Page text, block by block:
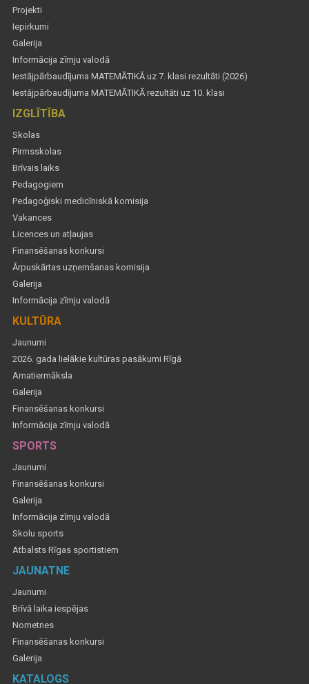
Projekti
Iepirkumi
Galerija
Informācija zīmju valodā
Iestājpārbaudījuma MATEMĀTIKĀ uz 7. klasi rezultāti (2026)
Iestājpārbaudījuma MATEMĀTIKĀ rezultāti uz 10. klasi
IZGLĪTĪBA
Skolas
Pirmsskolas
Brīvais laiks
Pedagogiem
Pedagoģiski medicīniskā komisija
Vakances
Licences un atļaujas
Finansēšanas konkursi
Ārpuskārtas uzņemšanas komisija
Galerija
Informācija zīmju valodā
KULTŪRA
Jaunumi
2026. gada lielākie kultūras pasākumi Rīgā
Amatiermāksla
Galerija
Finansēšanas konkursi
Informācija zīmju valodā
SPORTS
Jaunumi
Finansēšanas konkursi
Galerija
Informācija zīmju valodā
Skolu sports
Atbalsts Rīgas sportistiem
JAUNATNE
Jaunumi
Brīvā laika iespējas
Nometnes
Finansēšanas konkursi
Galerija
KATALOGS